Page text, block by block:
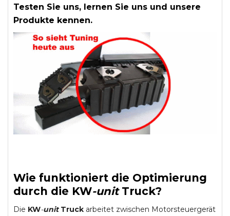
Testen Sie uns, lernen Sie uns und unsere
Produkte kennen.
Wie funktioniert die Optimierung
durch die KW-unit Truck?
Die KW-unit Truck arbeitet zwischen Motorsteuergerät